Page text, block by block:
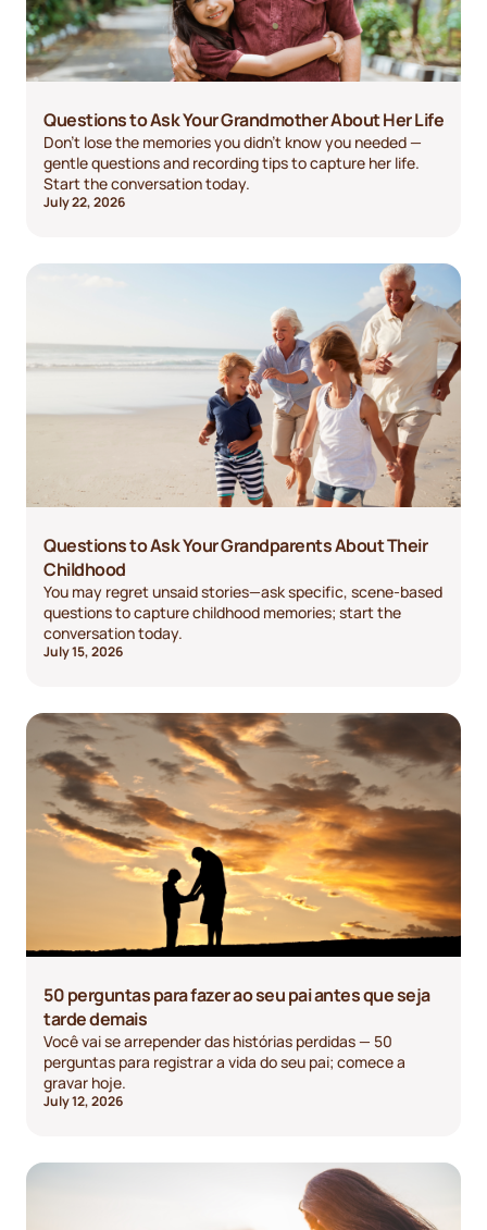
Questions to Ask Your Grandmother About Her Life
Don't lose the memories you didn't know you needed —
gentle questions and recording tips to capture her life.
Start the conversation today.
July 22, 2026
Questions to Ask Your Grandparents About Their
Childhood
You may regret unsaid stories—ask specific, scene-based
questions to capture childhood memories; start the
conversation today.
July 15, 2026
50 perguntas para fazer ao seu pai antes que seja
tarde demais
Você vai se arrepender das histórias perdidas — 50
perguntas para registrar a vida do seu pai; comece a
gravar hoje.
July 12, 2026